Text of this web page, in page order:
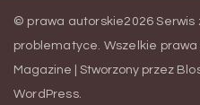
© prawa autorskie2026Serwis
problematyce . Wszelkie
Magazine | Stworzony przez
WordPress.